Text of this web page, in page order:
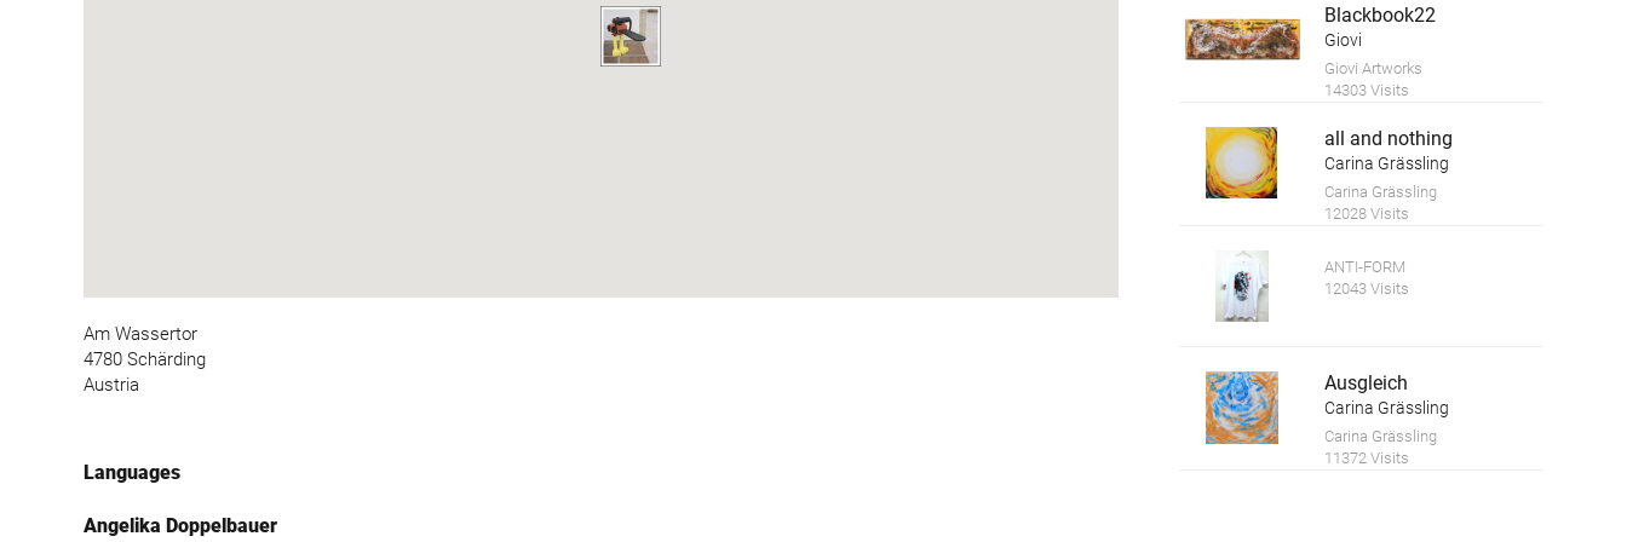
Am Wassertor
4780 Schärding
Austria
Languages
Angelika Doppelbauer
Blackbook22
Giovi
Giovi Artworks
14303 Visits
all and nothing
Carina Grässling
Carina Grässling
12028 Visits
ANTI-FORM
12043 Visits
Ausgleich
Carina Grässling
Carina Grässling
11372 Visits